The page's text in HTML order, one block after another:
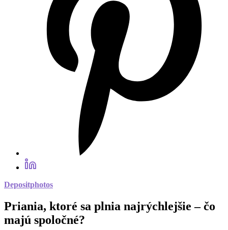
Depositphotos
Priania, ktoré sa plnia najrýchlejšie – čo
majú spoločné?